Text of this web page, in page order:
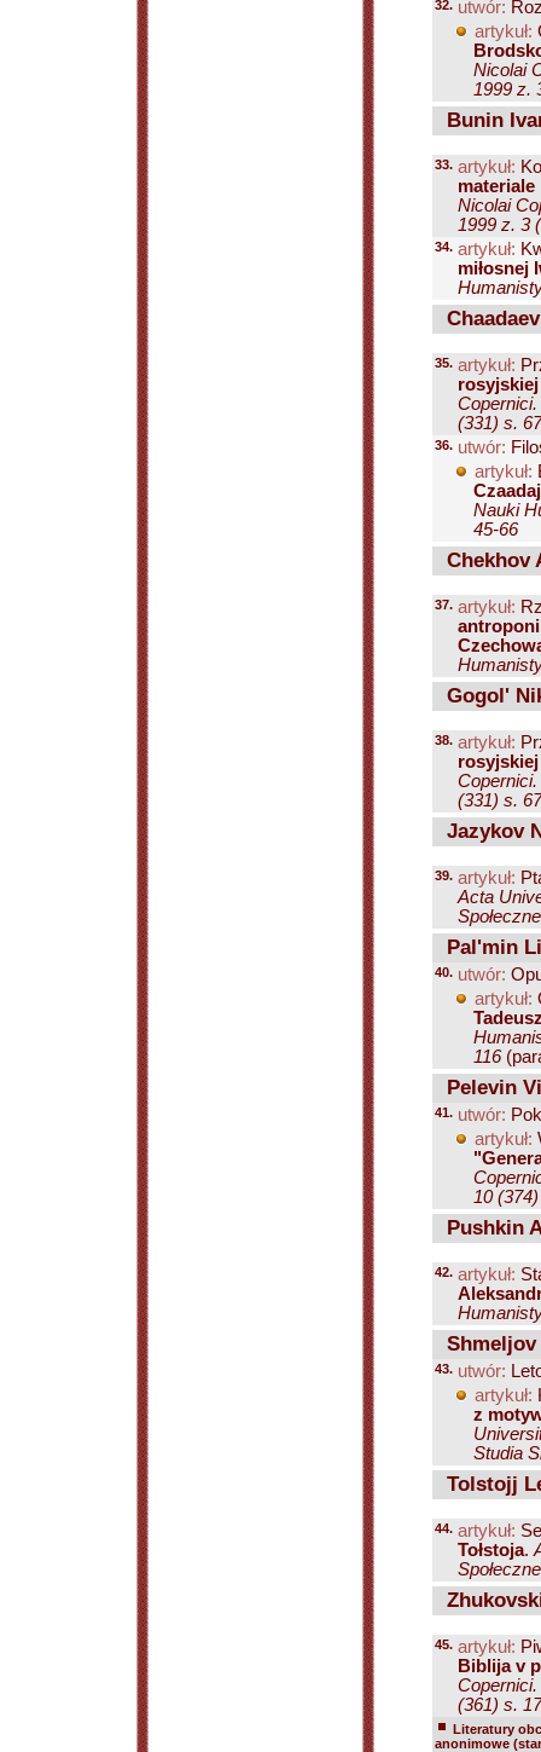
32. utwór:
artykuł:
Nicolai
1999 z.
Bunin
33. artykuł:
materiale
Nicolai
1999 z. 3
34. artykuł:
miłosnej
35. artykuł:
rosyjskiej
(331) s.
36. utwór:
artykuł:
Nauki
45-66
Chekhov
37. artykuł:
Gogol'
38. artykuł:
rosyjskiej
(331) s.
Jazykov
39. artykuł:
Acta
Pal'min
40. utwór:
artykuł:
116
Pelevin
41. utwór:
artykuł:
10
Pushkin
42. artykuł:
Shmeljov
43. utwór:
artykuł:
z
Studia
Tolstojj
44. artykuł:
Tołstoja.
45. artykuł:
Biblija v
(361) s.
Literatury
anonimowe